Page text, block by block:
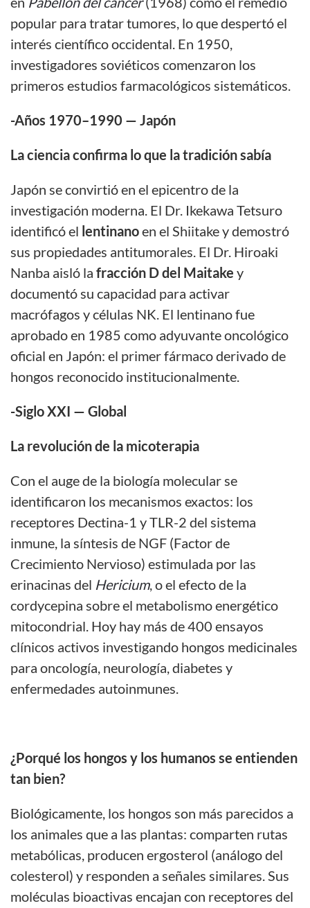
popular para tratar tumores, lo que despertó el
interés científico occidental. En 1950,
investigadores soviéticos comenzaron los
primeros estudios farmacológicos sistemáticos.
-Años 1970–1990 — Japón
La ciencia confirma lo que la tradición sabía
Japón se convirtió en el epicentro de la
investigación moderna. El Dr. Ikekawa Tetsuro
identificó el lentinanoen el Shiitake y demostró
sus propiedades antitumorales. El Dr. Hiroaki
Nanba aisló la fracción D del Maitake y
documentó su capacidad para activar
macrófagos y células NK. El lentinano fue
aprobado en 1985 como adyuvante oncológico
oficial en Japón: el primer fármaco derivado de
hongos reconocido institucionalmente.
-Siglo XXI — Global
La revolución de la micoterapia
Con el auge de la biología molecular se
identificaron los mecanismos exactos: los
receptores Dectina-1 y TLR-2 del sistema
inmune, la síntesis de NGF (Factor de
Crecimiento Nervioso) estimulada por las
erinacinas del Hericium, o el efecto de la
cordycepina sobre el metabolismo energético
mitocondrial. Hoy hay más de 400 ensayos
clínicos activos investigando hongos medicinales
para oncología, neurología, diabetes y
enfermedades autoinmunes.
¿Porqué los hongos y los humanos se entienden
tan bien?
Biológicamente, los hongos son más parecidos a
los animales que a las plantas: comparten rutas
metabólicas, producen ergosterol (análogo del
colesterol) y responden a señales similares. Sus
moléculas bioactivas encajan con receptores del